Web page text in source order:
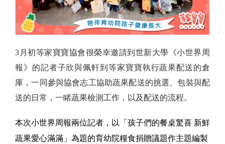
3月初等家寶寶協會很榮幸邀請到世新大學《小世界周
報》的記者子欣與佩軒到等家寶寶執行蔬果配送的倉
庫，一同參與協會志工協助蔬果配送的挑選、包裝與配
送的日常，一睹蔬果檢測工作，以及配送的流程。
本次小世界周報兩位記者，以「孩子們的餐桌驚喜 新鮮
蔬果愛心滿滿」為題的育幼院糧食捐贈議題作主題編製